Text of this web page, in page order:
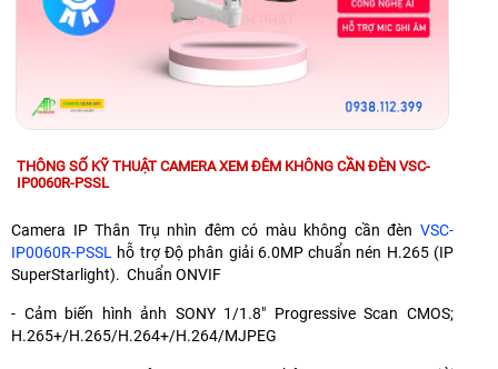
THÔNG SỐ KỸ THUẬT CAMERA XEM ĐÊM KHÔNG CẦN ĐÈN VSC-
IP0060R-PSSL
Camera IP Thân Trụ nhìn đêm có màu không cần đèn VSC-
IP0060R-PSSL
hỗ trợ Độ phân giải 6.0MP chuẩn nén H.265 (IP
SuperStarlight). Chuẩn ONVIF
- Cảm biến hình ảnh SONY 1/1.8" Progressive Scan CMOS;
H.265+/H.265/H.264+/H.264/MJPEG